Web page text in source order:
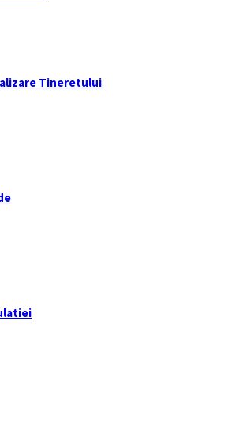
Tineretului